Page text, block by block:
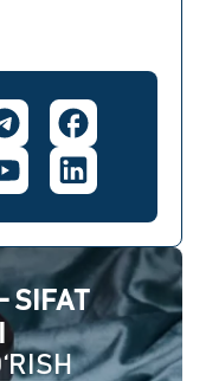
SIFAT